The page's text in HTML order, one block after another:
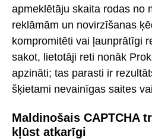
apmeklētāju skaita rodas no
reklāmām un novirzīšanas
kompromitēti vai ļaunprātīgi
sakot, lietotāji reti nonāk
apzināti; tas parasti ir
šķietami nevainīgas saites
Maldinošais CAPTCHA
kļūst atkarīgi